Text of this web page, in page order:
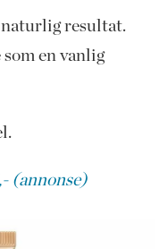
resultat.
en vanlig
(annonse)